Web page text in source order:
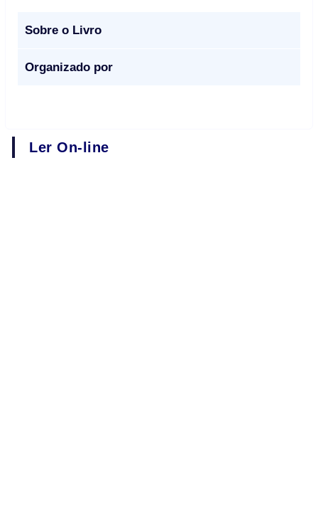
Sobre o Livro
Organizado por
Ler On-line